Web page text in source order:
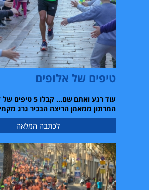
טיפים של אלופים
עוד רגע ואתם שם…קבלו5 טיפים של
המרתון ממאמן הריצה הבכיר גרג
לכתבה המלאה